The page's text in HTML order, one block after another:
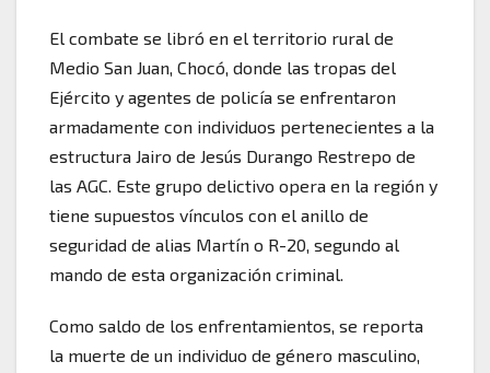
El combate se libró en el territorio rural de
Medio San Juan, Chocó, donde las tropas del
Ejército y agentes de policía se enfrentaron
armadamente con individuos pertenecientes a la
estructura Jairo de Jesús Durango Restrepo de
las AGC. Este grupo delictivo opera en la región y
tiene supuestos vínculos con el anillo de
seguridad de alias Martín o R-20, segundo al
mando de esta organización criminal.
Como saldo de los enfrentamientos, se reporta
la muerte de un individuo de género masculino,